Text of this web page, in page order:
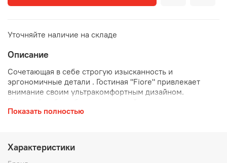
Уточняйте наличие на складе
Описание
Сочетающая в себе строгую изысканность и
эргономичные детали . Гостиная "Fiore" привлекает
внимание своим ультракомфортным дизайном.
позволяет создавать восхитительные варианты декора.
"Fiore" представляет собой выразительный образец
современного дизайна, дополненный
Показать полностью
Характеристики